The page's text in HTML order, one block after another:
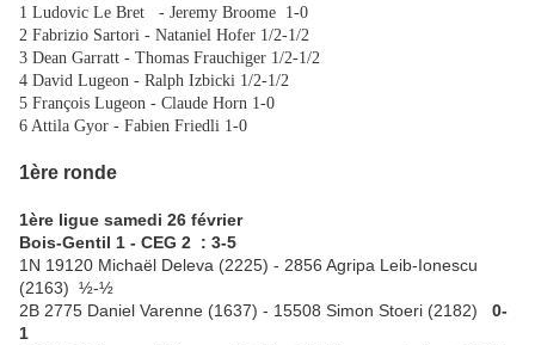
1 Ludovic Le Bret - Jeremy Broome 1-0
2 Fabrizio Sartori - Nataniel Hofer 1/2-1/2
3 Dean Garratt - Thomas Frauchiger 1/2-1/2
4 David Lugeon - Ralph Izbicki 1/2-1/2
5 François Lugeon - Claude Horn 1-0
6 Attila Gyor - Fabien Friedli 1-0
1ère ronde
1ère ligue samedi 26 février
Bois-Gentil 1 - CEG 2 : 3-5
1N 19120 Michaël Deleva (2225) - 2856 Agripa Leib-Ionescu
(2163) ½-½
2B 2775 Daniel Varenne (1637) - 15508 Simon Stoeri (2182) 0-
1